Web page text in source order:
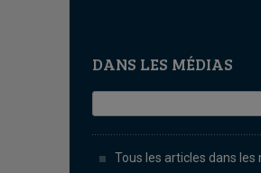
DANS LES MÉDIAS
Tous les articles dans les